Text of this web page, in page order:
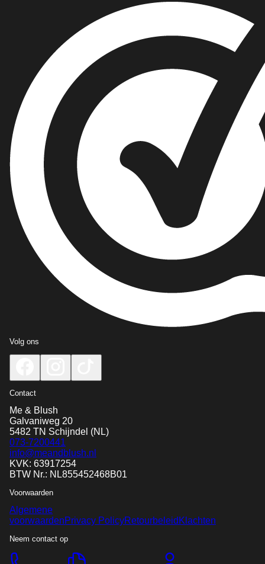
Volg ons
Contact
Me & Blush
Galvaniweg 20
5482 TN Schijndel (NL)
073-7200441
info@meandblush.nl
KVK: 63917254
BTW Nr.: NL855452468B01
Voorwaarden
Algemene
voorwaardenPrivacy PolicyRetourbeleid Klachten
Neem contact op